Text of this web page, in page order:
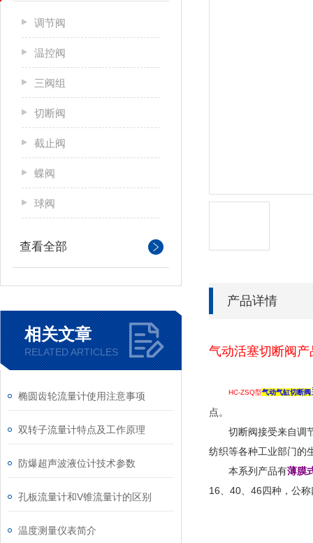
调节阀
温控阀
三阀组
切断阀
截止阀
蝶阀
球阀
查看全部
相关文章
RELATED ARTICLES
椭圆齿轮流量计使用注意事项
双转子流量计特点及工作原理
防爆超声波液位计技术参数
孔板流量计和V锥流量计的区别
温度测量仪表简介
产品详情
气动活塞切断阀产
HC-ZSQ型气动气缸切断阀
点。
切断阀接受来自调节
纺织等各种工业部门的
本系列产品有薄膜
16、40、46四种，公